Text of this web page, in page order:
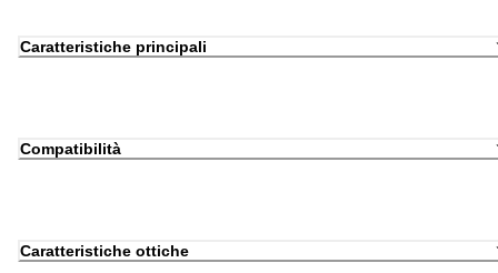
Caratteristiche principali
Compatibilità
Caratteristiche ottiche